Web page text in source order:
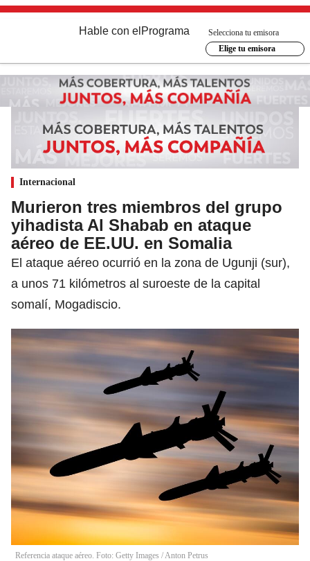
Hable con el Programa
Selecciona tu emisora
Elige tu emisora
Internacional
Murieron tres miembros del grupo
yihadista Al Shabab en ataque
aéreo de EE.UU. en Somalia
El ataque aéreo ocurrió en la zona de Ugunji (sur),
a unos 71 kilómetros al suroeste de la capital
somalí, Mogadiscio.
Referencia ataque aéreo. Foto: Getty Images /Anton Petrus